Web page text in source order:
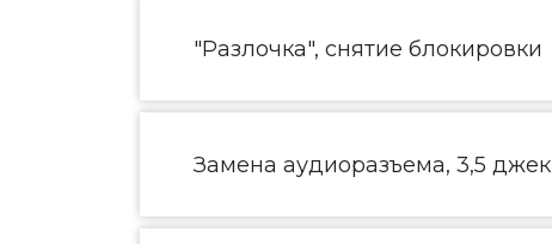
"Разлочка", снятие блокировки
Замена аудиоразъема, 3,5 джек